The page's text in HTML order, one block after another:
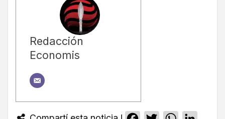
Redacción
Economis